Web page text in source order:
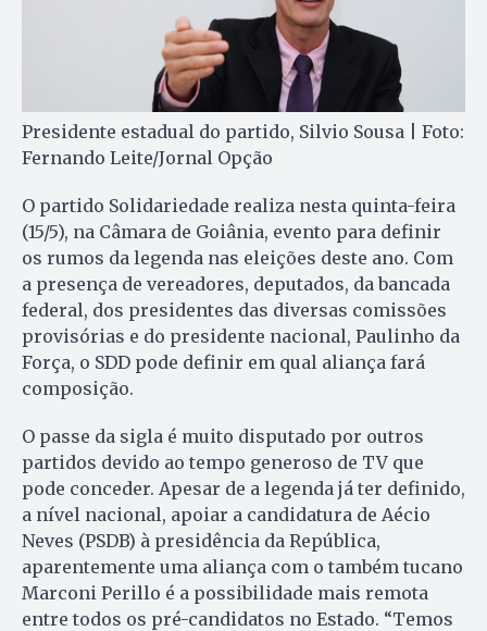
Presidente estadual do partido, Silvio Sousa | Foto:
Fernando Leite/Jornal Opção
O partido Solidariedade realiza nesta quinta-feira
(15/5), na Câmara de Goiânia, evento para definir
os rumos da legenda nas eleições deste ano. Com
a presença de vereadores, deputados, da bancada
federal, dos presidentes das diversas comissões
provisórias e do presidente nacional, Paulinho da
Força, o SDD pode definir em qual aliança fará
composição.
O passe da sigla é muito disputado por outros
partidos devido ao tempo generoso de TV que
pode conceder. Apesar de a legenda já ter definido,
a nível nacional, apoiar a candidatura de Aécio
Neves (PSDB) à presidência da República,
aparentemente uma aliança com o também tucano
Marconi Perillo é a possibilidade mais remota
entre todos os pré-candidatos no Estado. “Temos